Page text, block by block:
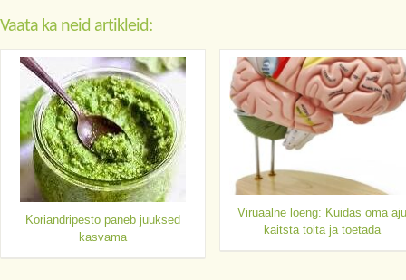
Vaata ka neid artikleid:
Koriandripesto paneb juuksed
kasvama
Viruaalne loeng: Kuidas oma aju
kaitsta toita ja toetada